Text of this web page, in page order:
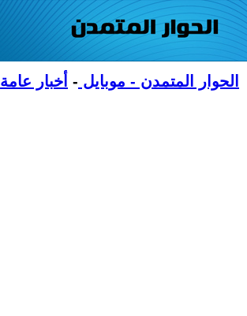
الحوار المتمدن - موبايل - أخبار عامة